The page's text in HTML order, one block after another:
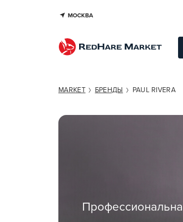
МОСКВА
MARKET БРЕНДЫ PAUL RIVERA